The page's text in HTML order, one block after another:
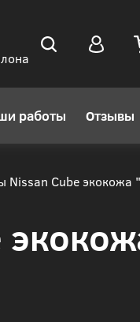
работы Отзывы
Nissan Cube экокожа